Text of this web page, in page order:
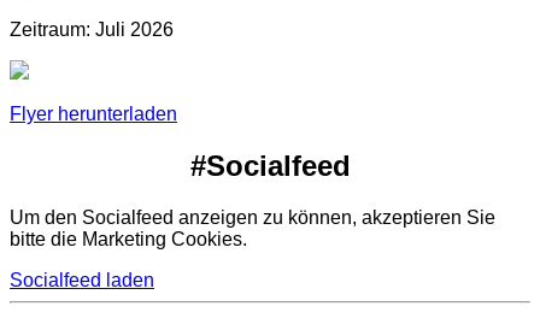
Zeitraum: Juli 2026
Flyer herunterladen
#Socialfeed
Um den Socialfeed anzeigen zu können, akzeptieren Sie
bitte die Marketing Cookies.
Socialfeed laden